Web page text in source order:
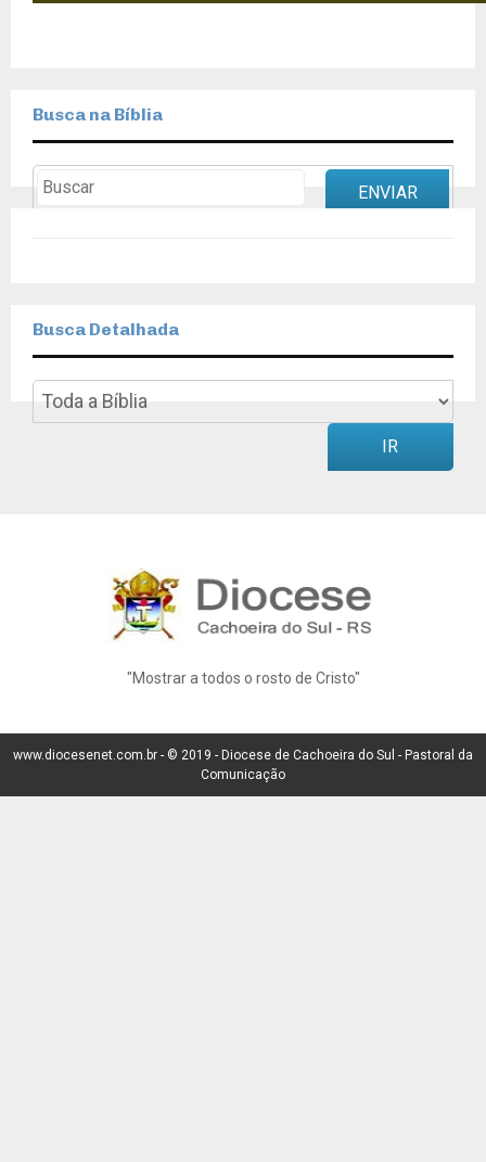
Busca na Bíblia
ENVIAR
Busca Detalhada
IR
"Mostrar a todos o rosto de Cristo"
www.diocesenet.com.br - © 2019 - Diocese de Cachoeira do Sul - Pastoral da
Comunicação